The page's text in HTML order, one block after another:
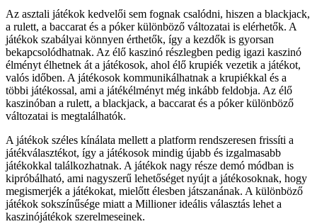
Az asztali játékok kedvelői sem fognak csalódni, hiszen a blackjack,
a rulett, a baccarat és a póker különböző változatai is elérhetők. A
játékok szabályai könnyen érthetők, így a kezdők is gyorsan
bekapcsolódhatnak. Az élő kaszinó részlegben pedig igazi kaszinó
élményt élhetnek át a játékosok, ahol élő krupiék vezetik a játékot,
valós időben. A játékosok kommunikálhatnak a krupiékkal és a
többi játékossal, ami a játékélményt még inkább feldobja. Az élő
kaszinóban a rulett, a blackjack, a baccarat és a póker különböző
változatai is megtalálhatók.
A játékok széles kínálata mellett a platform rendszeresen frissíti a
játékválasztékot, így a játékosok mindig újabb és izgalmasabb
játékokkal találkozhatnak. A játékok nagy része demó módban is
kipróbálható, ami nagyszerű lehetőséget nyújt a játékosoknak, hogy
megismerjék a játékokat, mielőtt élesben játszanának. A különböző
játékok sokszínűsége miatt a Millioner ideális választás lehet a
kaszinójátékok szerelmeseinek.